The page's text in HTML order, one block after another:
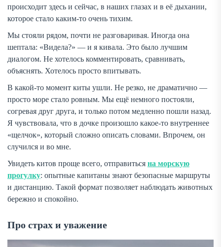
происходит здесь и сейчас, в наших глазах и в её дыхании,
которое стало каким-то очень тихим.
Мы стояли рядом, почти не разговаривая. Иногда она
шептала: «Видела?» — и я кивала. Это было лучшим
диалогом. Не хотелось комментировать, сравнивать,
объяснять. Хотелось просто впитывать.
В какой-то момент киты ушли. Не резко, не драматично —
просто море стало ровным. Мы ещё немного постояли,
согревая друг друга, и только потом медленно пошли назад.
Я чувствовала, что в дочке произошло какое-то внутреннее
«щелчок», который сложно описать словами. Впрочем, он
случился и во мне.
Увидеть китов проще всего, отправиться на морскую
прогулку: опытные капитаны знают безопасные маршруты
и дистанцию. Такой формат позволяет наблюдать животных
бережно и спокойно.
Про страх и уважение